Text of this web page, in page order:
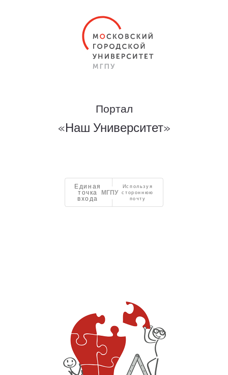
Портал
«Наш Университет»
Единая
точка
входа
Используя
стороннюю
почту